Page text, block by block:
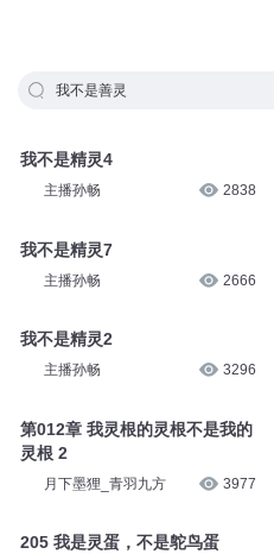
我不是善灵
我不是精灵4
主播孙畅 2838
我不是精灵7
主播孙畅 2666
我不是精灵2
主播孙畅 3296
第012章 我灵根的灵根不是我的
灵根 2
月下墨狸_青羽九方 3977
205 我是灵蛋，不是鸵鸟蛋